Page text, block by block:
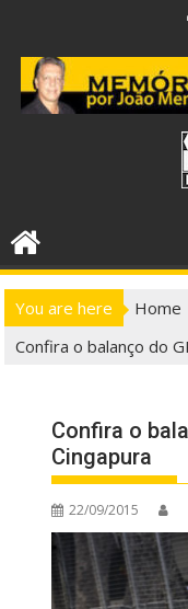
content
You are here Home
Confira o balanço do
Confira o
Cingapura
22/09/2015